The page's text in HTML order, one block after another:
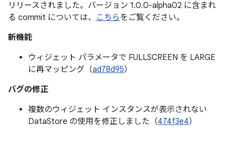
リリースされました。バージョン 1.0.0-alpha02 に含まれ
る commit については、 こちらをご覧ください。
新機能
ウィジェット パラメータで FULLSCREEN を LARGE
に再マッピング（ad78d95）
バグの修正
複数のウィジェット インスタンスが表示されない
DataStore の使用を修正しました（474f3e4）